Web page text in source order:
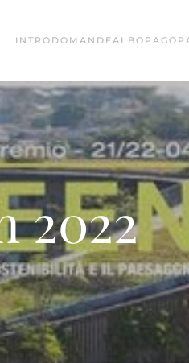
INTRO DOMANDEALBO
2022